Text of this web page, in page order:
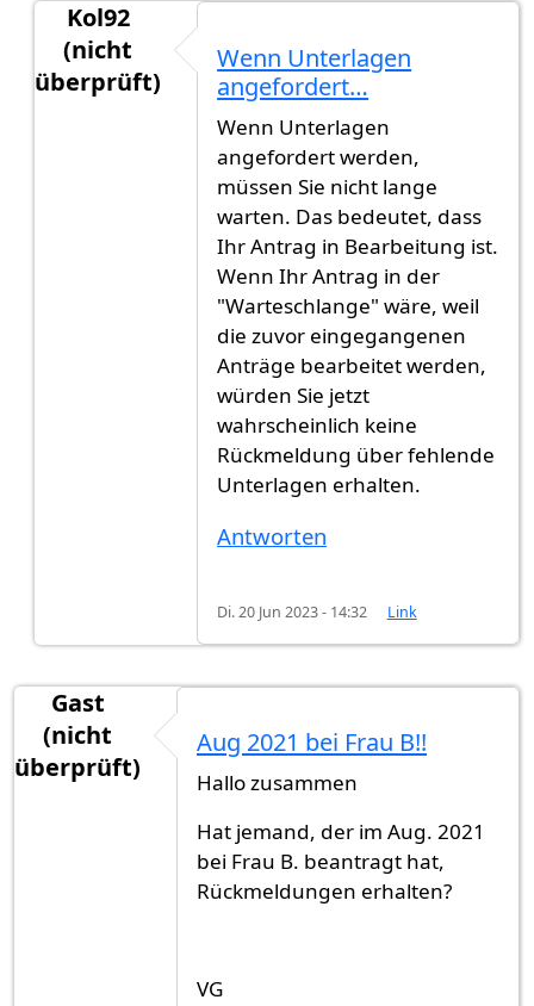
Kol92
(nicht
überprüft)
Hey habe kurze frage was von…
Wenn Unterlagen
angefordert…
Wenn Unterlagen
angefordert werden,
müssen Sie nicht lange
warten. Das bedeutet, dass
Ihr Antrag in Bearbeitung ist.
Wenn Ihr Antrag in der
"Warteschlange" wäre, weil
die zuvor eingegangenen
Anträge bearbeitet werden,
würden Sie jetzt
wahrscheinlich keine
Rückmeldung über fehlende
Unterlagen erhalten.
Antworten
Di. 20 Jun 2023 - 14:32 Link
Gast
(nicht
überprüft)
Aug 2021 bei Frau B!!
Hallo zusammen
Hat jemand, der im Aug. 2021
bei Frau B. beantragt hat,
Rückmeldungen erhalten?
VG